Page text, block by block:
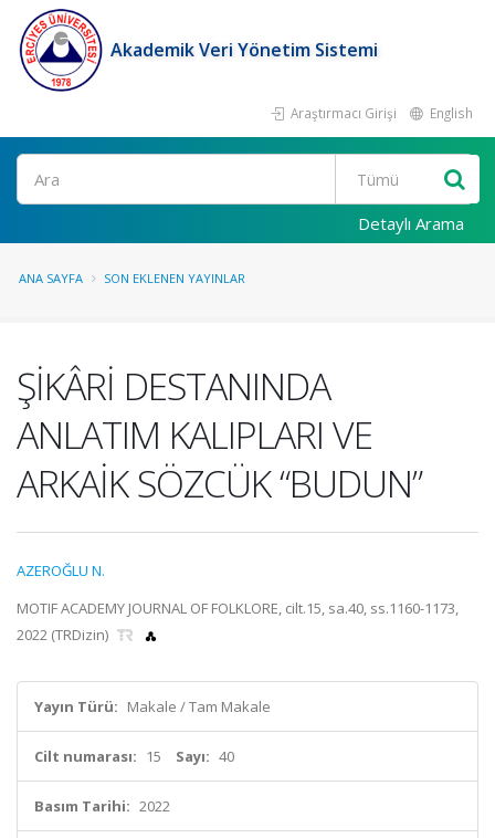
Akademik Veri Yönetim Sistemi
Araştırmacı Girişi English
Ara
Detaylı Arama
ANA SAYFA SON EKLENEN YAYINLAR
ŞİKÂRİ DESTANINDA
ANLATIM KALIPLARI VE
ARKAİK SÖZCÜK “BUDUN”
AZEROĞLU N.
MOTIF ACADEMY JOURNAL OF FOLKLORE, cilt.15, sa.40, ss.1160-1173,
2022 (TRDizin)
Yayın Türü: Makale / Tam Makale
Cilt numarası: 15 Sayı: 40
Basım Tarihi: 2022